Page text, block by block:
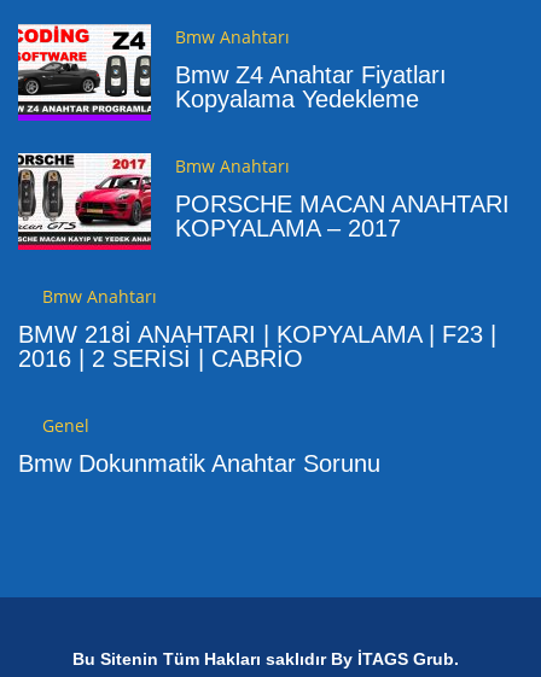
Bmw Anahtarı
Bmw Z4 Anahtar Fiyatları
Kopyalama Yedekleme
Bmw Anahtarı
PORSCHE MACAN ANAHTARI
KOPYALAMA – 2017
Bmw Anahtarı
BMW 218İ ANAHTARI | KOPYALAMA | F23 |
2016 | 2 SERİSİ | CABRİO
Genel
Bmw Dokunmatik Anahtar Sorunu
Bu Sitenin Tüm Hakları saklıdır By İTAGS Grub.